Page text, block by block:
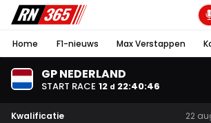
Home F1-nieuws Max Verstappen
GP NEDERLAND
START RACE 12 d 22:40:45
Kwalificatie 22